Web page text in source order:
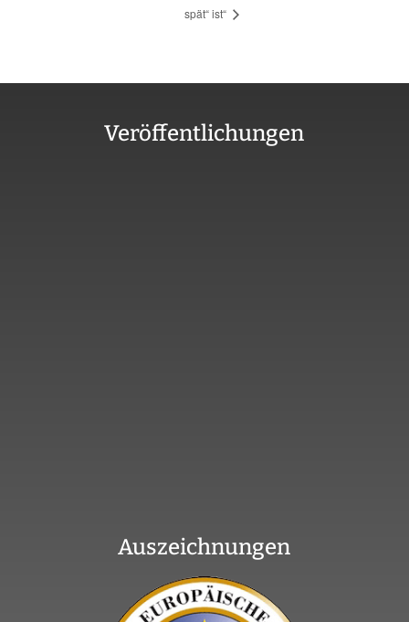
spät“ ist“
Veröffentlichungen
Auszeichnungen